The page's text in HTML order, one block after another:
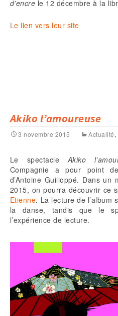
d’encre le 12 décembre à la
Le lien vers leur site
Akiko l’amoureuse
3 novembre 2015 Actualité,
Le spectacleAkiko
Compagnie a pour point
d’Antoine Guilloppé. Dans
2015, on pourra découvrir ce
Etienne. La lecture de l’album
la danse, tandis que le
l’expérience de lecture.